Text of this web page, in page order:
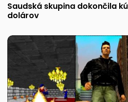
Saudská skupina dokončila
dolárov